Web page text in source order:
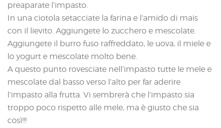
preaparate l’impasto.
In una ciotola setacciate la farina e l’amido di mais
con il lievito. Aggiungete lo zucchero e mescolate.
Aggiungete il burro fuso raffreddato, le uova, il miele e
lo yogurt e mescolate molto bene.
A questo punto rovesciate nell’impasto tutte le mele e
mescolate dal basso verso l’alto per far aderire
l’impasto alla frutta. Vi sembrerà che l’impasto sia
troppo poco rispetto alle mele, ma è giusto che sia
così!!!